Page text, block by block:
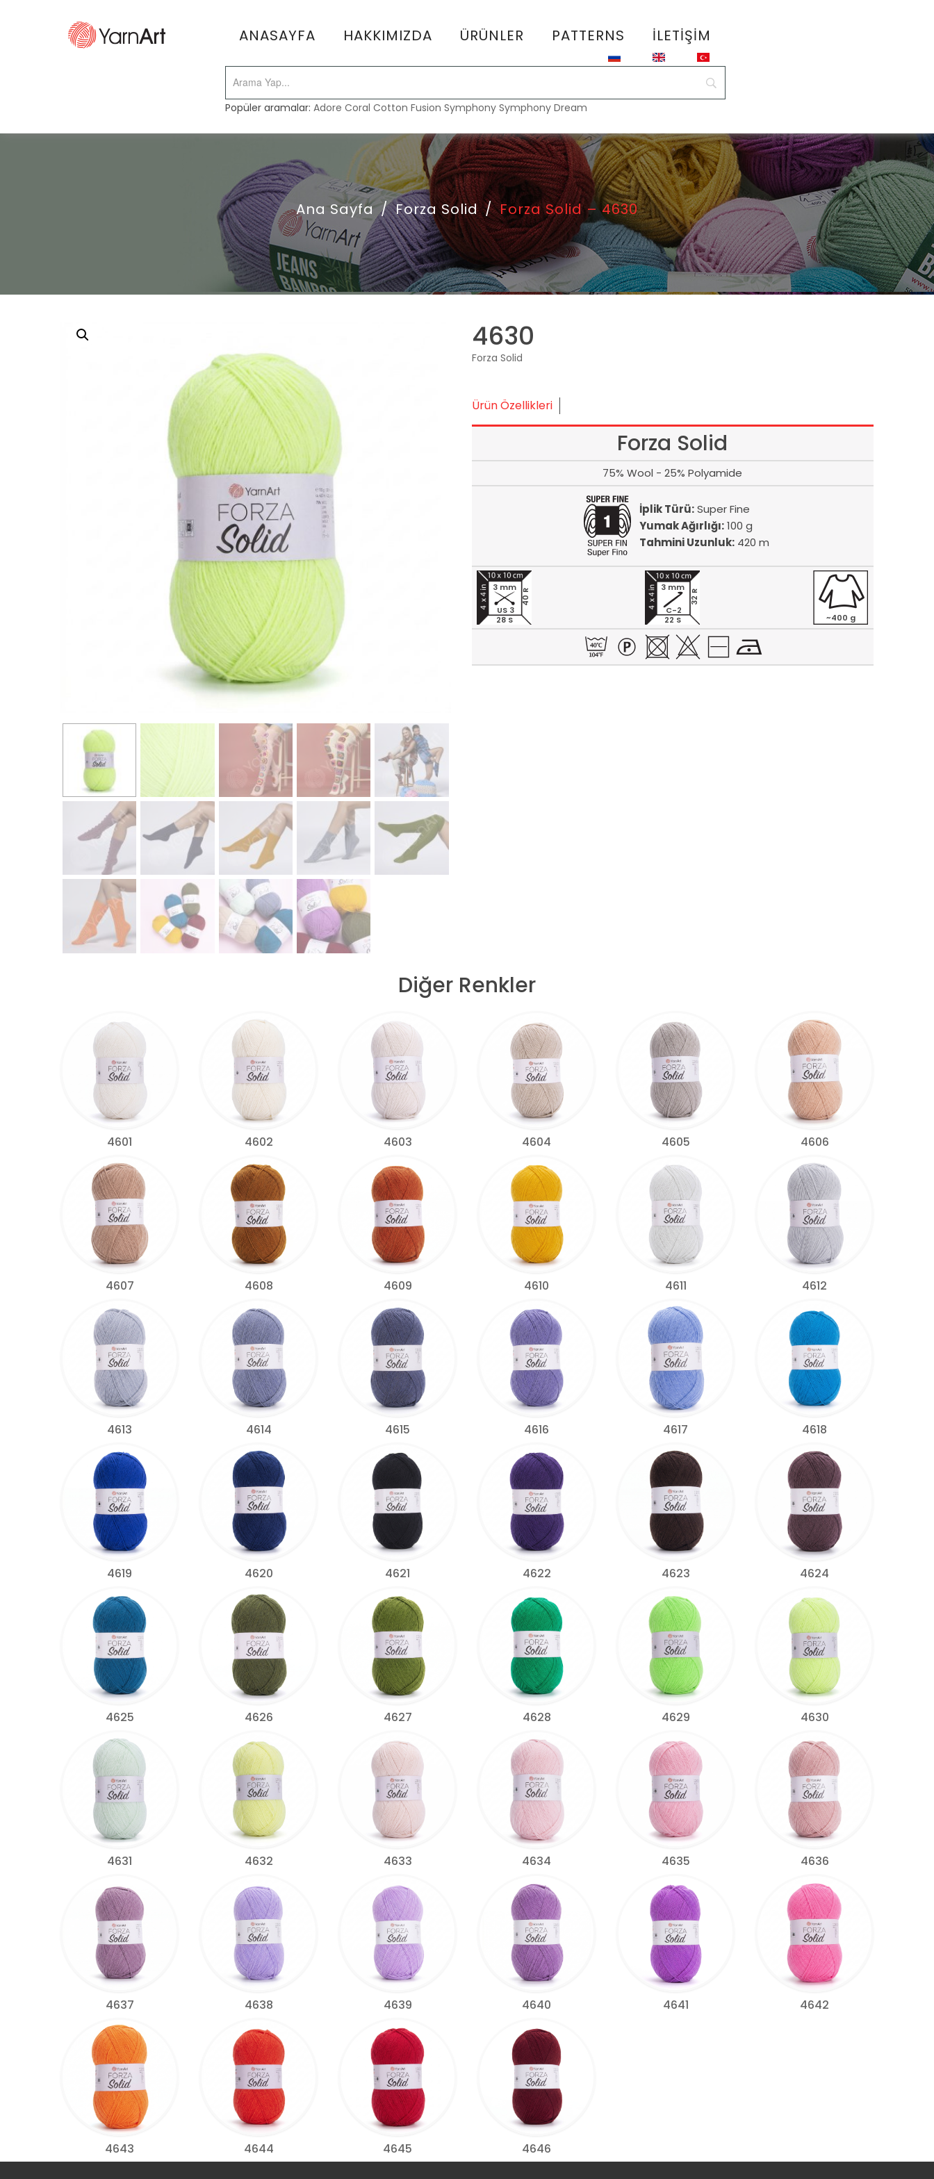
ANASAYFA HAKKIMIZDA ÜRÜNLER PATTERNS İLETIŞIM
Popüler aramalar:Adore Coral Cotton Fusion Symphony Symphony Dream
Ana Sayfa / Forza Solid / Forza Solid – 4630
4630
Forza Solid
Ürün Özellikleri
Forza Solid
75% Wool - 25% Polyamide
İplik Türü:Super Fine
Yumak Ağırlığı:100 g
Tahmini Uzunluk: 420 m
28 S
40 R
3 mm
US 3
22 S
32 R
3 mm
C-2
~400 g
Diğer Renkler
4601 4602 4603 4604 4605 4606
4607 4608 4609 4610 4611 4612
4613 4614 4615 4616 4617 4618
4619 4620 4621 4622 4623 4624
4625 4626 4627 4628 4629 4630
4631 4632 4633 4634 4635 4636
4637 4638 4639 4640 4641 4642
4643 4644 4645 4646